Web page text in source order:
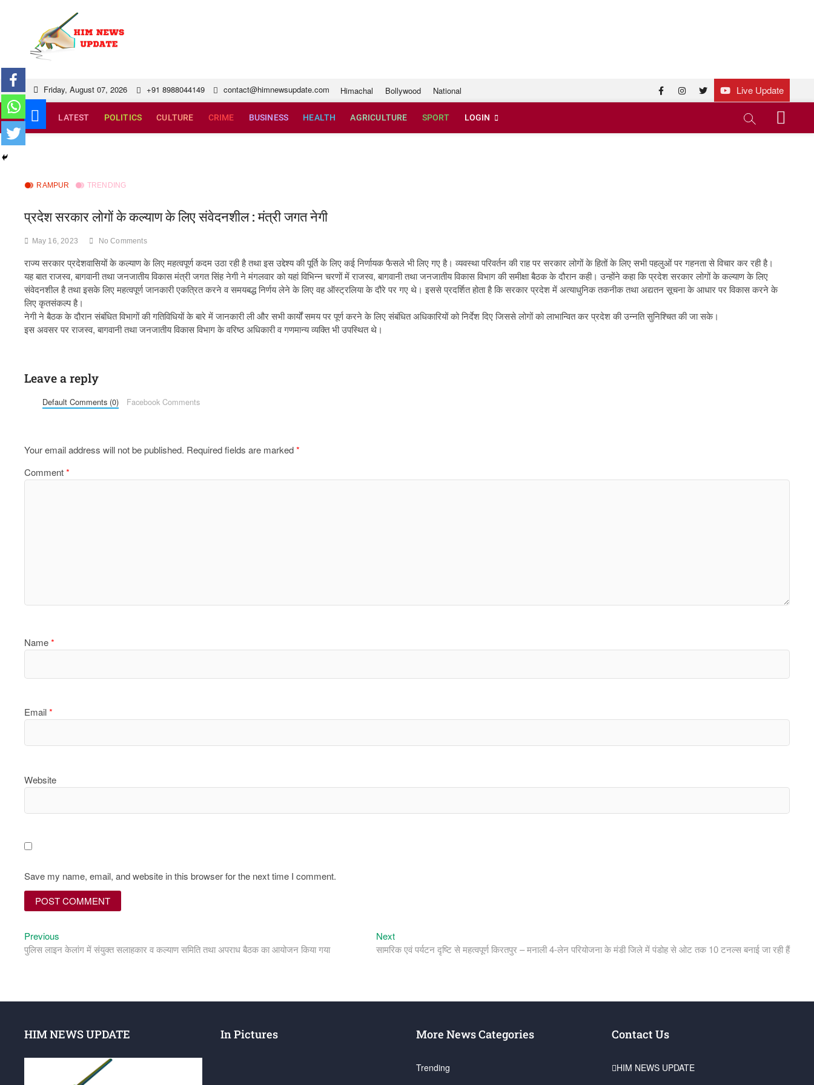
Friday, August 07, 2026 +91 8988044149 contact@himnewsupdate.com Himachal Bollywood National Live Update
facebook
instagram
twitter
LATEST POLITICS CULTURE CRIME BUSINESS HEALTH AGRICULTURE SPORT LOGIN
M
e
n
RAMPUR TRENDING
प्रदेश सरकार लोगों के कल्याण के लिए संवेदनशील : मंत्री जगत नेगी
May 16, 2023 No Comments
राज्य सरकार प्रदेशवासियों के कल्याण के लिए महत्वपूर्ण कदम उठा रही है तथा इस उद्देश्य की पूर्ति के लिए कई निर्णायक फैसले भी लिए गए है। व्यवस्था परिवर्तन की राह पर सरकार लोगों के हितों के लिए सभी पहलुओं पर गहनता से विचार कर रही है।
यह बात राजस्व, बागवानी तथा जनजातीय विकास मंत्री जगत सिंह नेगी ने मंगलवार को यहां विभिन्न चरणों में राजस्व, बागवानी तथा जनजातीय विकास विभाग की समीक्षा बैठक के दौरान कही। उन्होंने कहा कि प्रदेश सरकार लोगों के कल्याण के लिए
संवेदनशील है तथा इसके लिए महत्वपूर्ण जानकारी एकत्रित करने व समयबद्ध निर्णय लेने के लिए वह ऑस्ट्रलिया के दौरे पर गए थे। इससे प्रदर्शित होता है कि सरकार प्रदेश में अत्याधुनिक तकनीक तथा अद्यतन सूचना के आधार पर विकास करने के
लिए कृतसंकल्प है।
नेगी ने बैठक के दौरान संबंधित विभागों की गतिविधियों के बारे में जानकारी ली और सभी कार्यों समय पर पूर्ण करने के लिए संबंधित अधिकारियों को निर्देश दिए जिससे लोगों को लाभान्वित कर प्रदेश की उन्नति सुनिश्चित की जा सके।
इस अवसर पर राजस्व, बागवानी तथा जनजातीय विकास विभाग के वरिष्ठ अधिकारी व गणमान्य व्यक्ति भी उपस्थित थे।
Leave a reply
Default Comments (0) Facebook Comments
Your email address will not be published. Required fields are marked*
Comment*
Name*
Email*
Website
Save my name, email, and website in this browser for the next time I comment.
Post
navigation
Previous
post:
पुलिस लाइन केलांग में संयुक्त सलाहकार व कल्याण समिति तथा अपराध बैठक का आयोजन किया गया
NextNext
post:
सामरिक एवं पर्यटन दृष्टि से महत्वपूर्ण किरतपुर – मनाली 4-लेन परियोजना के मंडी जिले में पंडोह से ओट तक 10 टनल्स बनाई जा रही हैं
HIM NEWS UPDATE In Pictures More News Categories
Trending
Contact Us
HIM NEWS UPDATE